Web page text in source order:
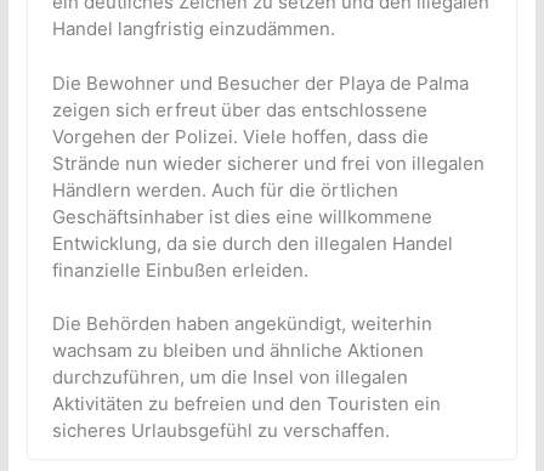
Handel langfristig einzudämmen.
Die Bewohner und Besucher der Playa de Palma
zeigen sich erfreut über das entschlossene
Vorgehen der Polizei. Viele hoffen, dass die
Strände nun wieder sicherer und frei von illegalen
Händlern werden. Auch für die örtlichen
Geschäftsinhaber ist dies eine willkommene
Entwicklung, da sie durch den illegalen Handel
finanzielle Einbußen erleiden.
Die Behörden haben angekündigt, weiterhin
wachsam zu bleiben und ähnliche Aktionen
durchzuführen, um die Insel von illegalen
Aktivitäten zu befreien und den Touristen ein
sicheres Urlaubsgefühl zu verschaffen.